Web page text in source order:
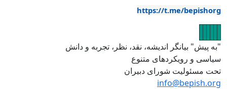
https://t.me/
پیش" بیانگر اندیشه، نقد، نظر، تجربه و دانش
و رویکردهای متنوع
مسئولیت شورای دبیران